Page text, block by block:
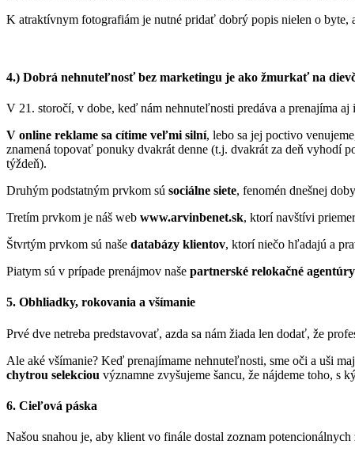
K atraktívnym fotografiám je nutné pridať dobrý popis nielen o
4.) Dobrá nehnuteľnosť bez marketingu je ako žmurkať na
V 21. storočí, v dobe, keď nám nehnuteľnosti predáva a prenajíma
V online reklame sa cítime veľmi silní, lebo sa jej poctivo
znamená topovať ponuky dvakrát denne (t.j. dvakrát za deň vyhodí
týždeň).
Druhým podstatným prvkom sú sociálne siete, fenomén dnešnej
Tretím prvkom je náš web www.arvinbenet.sk, ktorí navštívi
Štvrtým prvkom sú naše databázy klientov, ktorí niečo hľadajú a
Piatym sú v prípade prenájmov naše partnerské relokačné agentúry
5. Obhliadky, rokovania a všímanie
Prvé dve netreba predstavovať, azda sa nám žiada len dodať, že
Ale aké všímanie? Keď prenajímame nehnuteľnosti, sme oči a uši
chytrou selekciou významne zvyšujeme šancu, že nájdeme toho, s
6. Cieľová páska
Našou snahou je, aby klient vo finále dostal zoznam